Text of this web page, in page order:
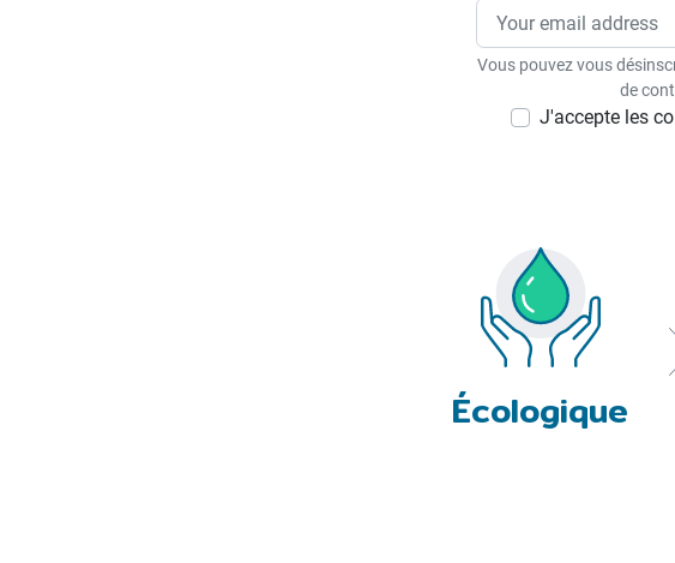
Vous pouvez vous
de
J'accepte les
Écologique